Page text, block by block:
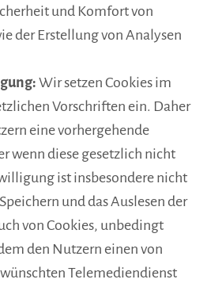
und Komfort von
der Erstellung von Analysen
Wir setzen Cookies im
Vorschriften ein. Daher
eine vorhergehende
wenn diese gesetzlich nicht
ist insbesondere nicht
und das Auslesen der
von Cookies, unbedingt
den Nutzern einen von
Telemediendienst